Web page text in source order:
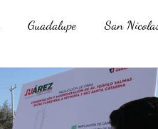
Guadalupe San
Nacional Internacional